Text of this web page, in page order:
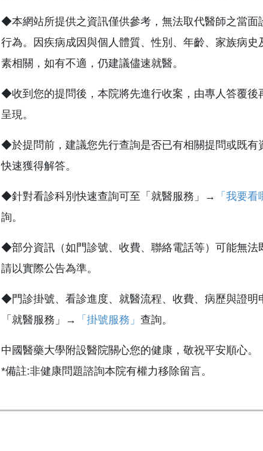
◆本網站所提供之資訊僅供參考，無法取代醫師之當面
行為。因疾病成因與個人體質、性別、年齡、家族病史
素相關，如有不適，仍建議儘速就醫。
◆收到您的提問後，本院將先進行收案，由專人答覆後
呈現。
◆於提問前，建議您先行查詢是否已有相關提問或既有
快速獲得解答。
◆針對看診科別快速查詢可至「就醫服務」→ 「我要看
詢。
◆部分資訊（如門診號、收費、聯絡電話等）可能無法
請以實際公告為準。
◆門診掛號、看診進度、就醫流程、收費、病歷與證明
「就醫服務」→
「掛號服務」 查詢。
中國醫藥大學附設醫院關心您的健康，敬祝平安順心。
*備註:非健康問題諮詢本院有權力移除留言。